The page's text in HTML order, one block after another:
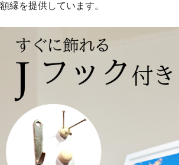
額縁を提供しています。